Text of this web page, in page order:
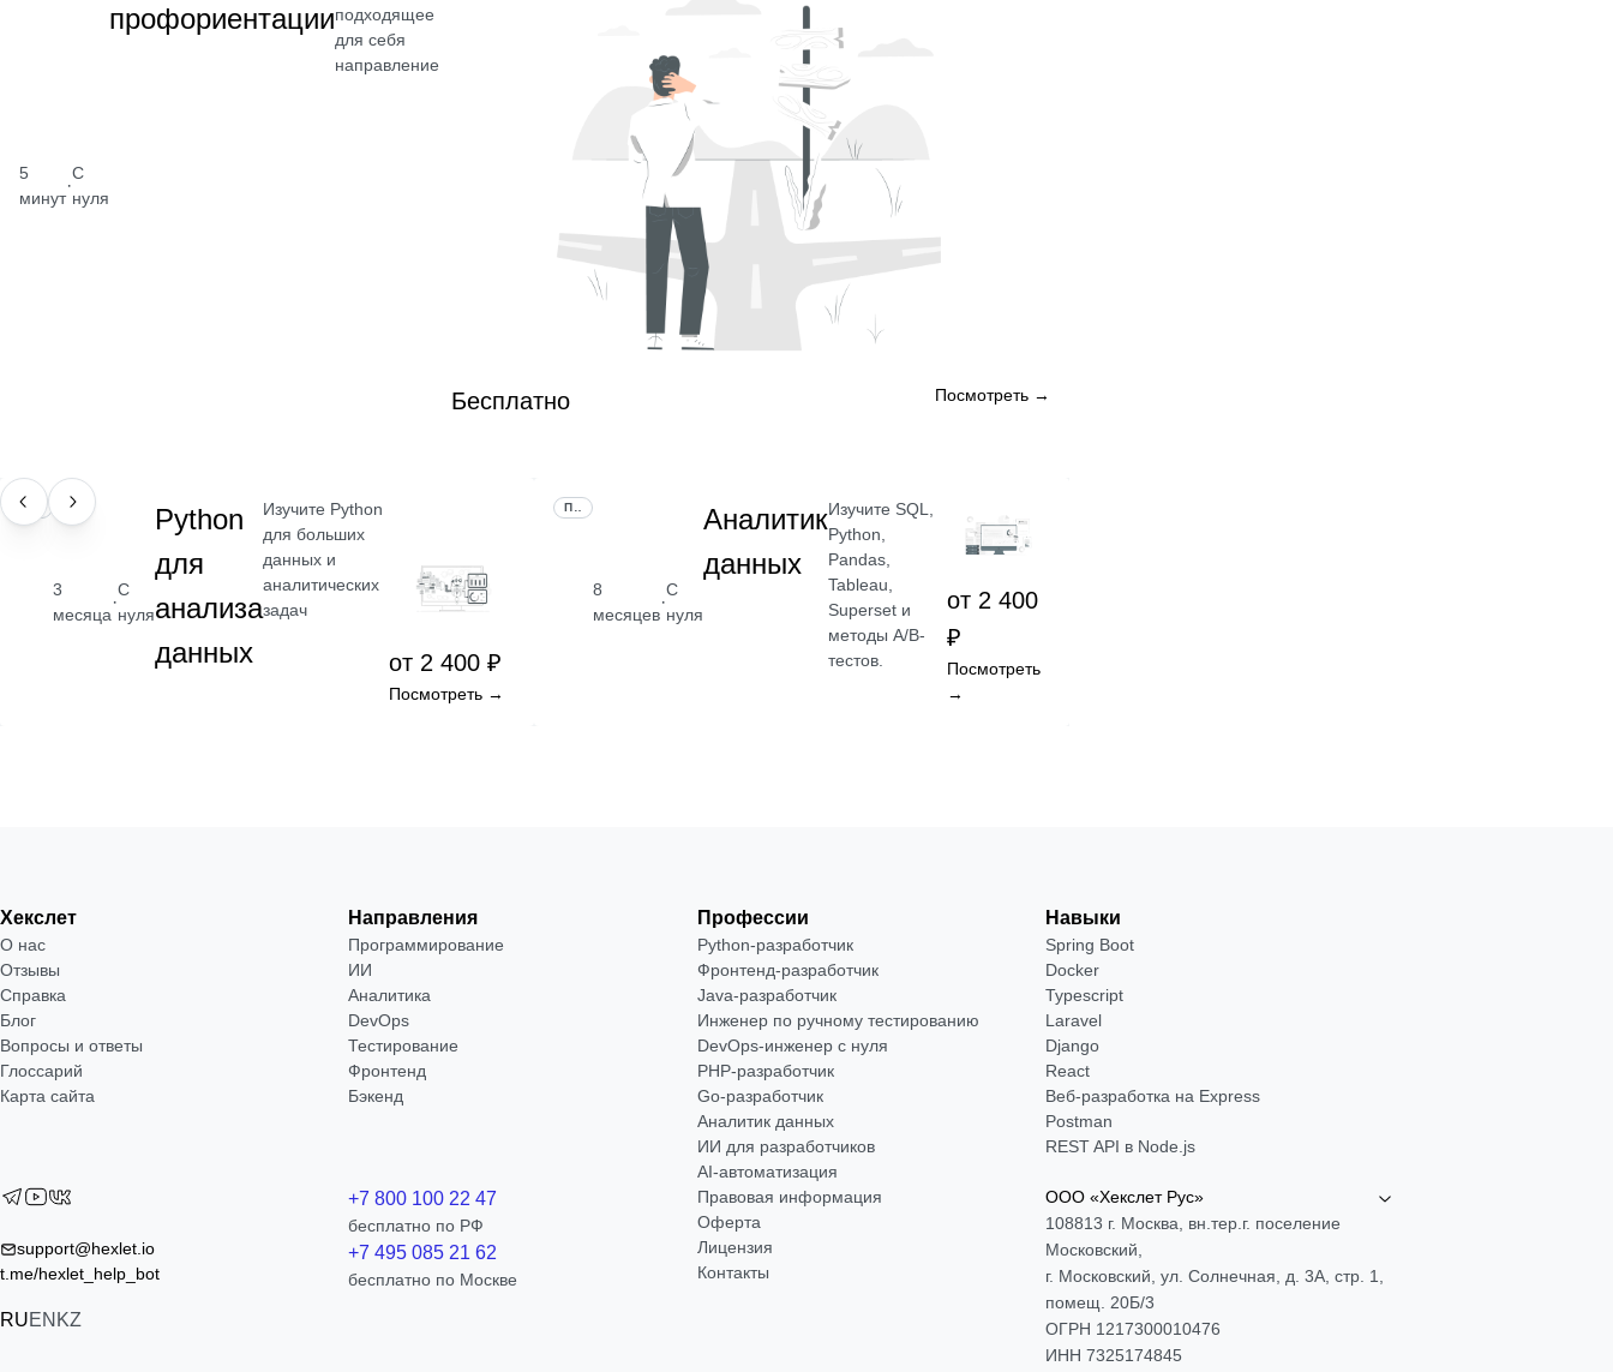
5
минут
·
С
нуля
профориентацииподходящее
для себя
направление
Бесплатно Посмотреть →
НАВЫК
3
месяца
·
С
нуля
Python
для
анализа
данных
Изучите Python
для больших
данных и
аналитических
задач
от 2 400 ₽
Посмотреть →
8
месяцев
·
С
нуля
Аналитик
данных
Изучите SQL,
Python,
Pandas,
Tableau,
Superset и
методы A/B-
тестов.
от 2 400
₽
Посмотреть
→
Хекслет
О нас
Отзывы
Справка
Блог
Вопросы и ответы
Глоссарий
Карта сайта
Направления
Программирование
ИИ
Аналитика
DevOps
Тестирование
Фронтенд
Бэкенд
Профессии
Python-разработчик
Фронтенд-разработчик
Java-разработчик
Инженер по ручному тестированию
DevOps-инженер с нуля
РНР-разработчик
Go-разработчик
Аналитик данных
ИИ для разработчиков
AI-автоматизация
Навыки
Spring Boot
Docker
Typescript
Laravel
Django
React
Веб-разработка на Express
Postman
REST API в Node.js
support@hexlet.io
t.me/hexlet_help_bot
RUEN KZ
+7 800 100 22 47
бесплатно по РФ
+7 495 085 21 62
бесплатно по Москве
Правовая информация
Оферта
Лицензия
Контакты
ООО «Хекслет Рус»
108813 г. Москва, вн.тер.г. поселение
Московский,
г. Московский, ул. Солнечная, д. 3А, стр. 1,
помещ. 20Б/3
ОГРН 1217300010476
ИНН 7325174845